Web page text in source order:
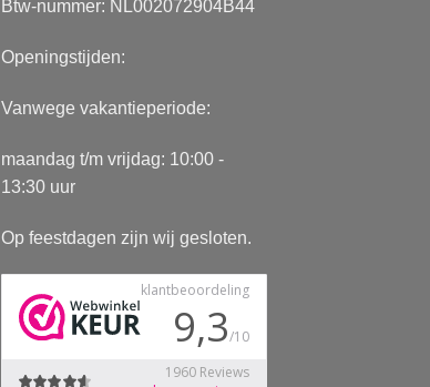
Btw-nummer: NL002072904B44
Openingstijden:
Vanwege vakantieperiode:
maandag t/m vrijdag: 10:00 -
13:30 uur
Op feestdagen zijn wij gesloten.